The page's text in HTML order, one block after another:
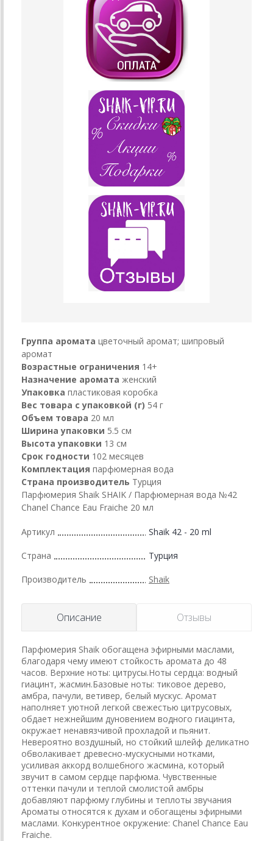
Группа аромата цветочный аромат; шипровый
аромат
Возрастные ограничения 14+
Назначение аромата женский
Упаковка пластиковая коробка
Вес товара с упаковкой (г) 54 г
Объем товара 20 мл
Ширина упаковки 5.5 см
Высота упаковки 13 см
Срок годности 102 месяцев
Комплектация парфюмерная вода
Страна производитель Турция
Парфюмерия Shaik SHAIK / Парфюмерная вода №42
Chanel Chance Еаu Fraiche 20 мл
Артикул Shaik 42 - 20 ml
Страна Турция
Производитель Shaik
Описание Отзывы
Парфюмерия Shaik обогащена эфирными маслами,
благодаря чему имеют стойкость аромата до 48
часов. Верхние ноты: цитрусы.Ноты сердца: водный
гиацинт, жасмин.Базовые ноты: тиковое дерево,
амбра, пачули, ветивер, белый мускус. Аромат
наполняет уютной легкой свежестью цитрусовых,
обдает нежнейшим дуновением водного гиацинта,
окружает ненавязчивой прохладой и пьянит.
Невероятно воздушный, но стойкий шлейф деликатно
обволакивает древесно-мускусными нотками,
усиливая аккорд волшебного жасмина, который
звучит в самом сердце парфюма. Чувственные
оттенки пачули и теплой смолистой амбры
добавляют парфюму глубины и теплоты звучания
Ароматы относятся к духам и обогащены эфирными
маслами. Конкурентное окружение: Chanel Chance Еаu
Fraiche.